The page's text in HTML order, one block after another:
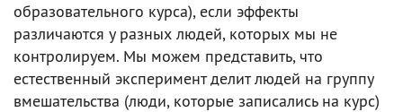
образовательного курса), если эффекты
различаются у разных людей, которых мы не
контролируем. Мы можем представить, что
естественный эксперимент делит людей на группу
вмешательства (люди, которые записались на курс)